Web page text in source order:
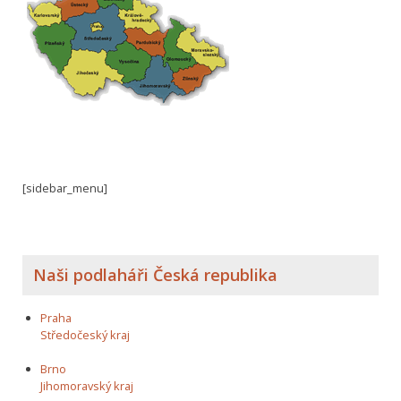
[sidebar_menu]
Naši podlaháři Česká republika
Praha
Středočeský kraj
Brno
Jihomoravský kraj